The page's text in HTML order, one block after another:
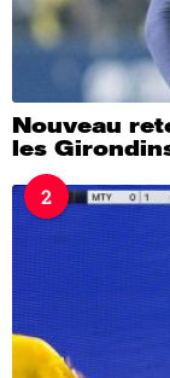
Nouveau
les
2